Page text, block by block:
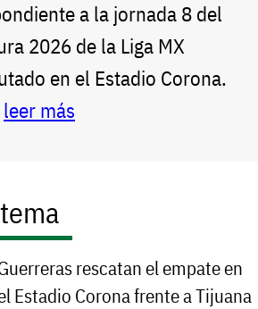
a la jornada 8 del
2026 de la Liga MX
en el Estadio Corona.
leer más
rescatan el empate en
Estadio Corona frente a Tijuana